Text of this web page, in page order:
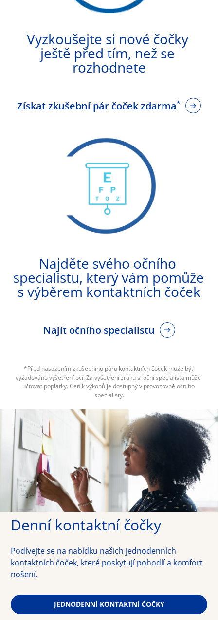
Vyzkoušejte si nové čočky
ještě před tím, než se
rozhodnete
Získat zkušební pár čoček zdarma*
Najděte svého očního
specialistu, který vám pomůže
s výběrem kontaktních čoček
Najít očního specialistu
*Před nasazením zkušebního páru kontaktních čoček může být
vyžadováno vyšetření očí. Za vyšetření zraku si oční specialista může
účtovat poplatky. Ceník výkonů je dostupný v provozovně očního
specialisty.
Denní kontaktní čočky
Podívejte se na nabídku našich jednodenních
kontaktních čoček, které poskytují pohodlí a komfort
nošení.
JEDNODENNÍ KONTAKTNÍ ČOČKY